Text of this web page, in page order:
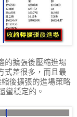
的擴張後壓縮進場
式差很多，而且最
後擴張的進場策略
蠻穩定的。